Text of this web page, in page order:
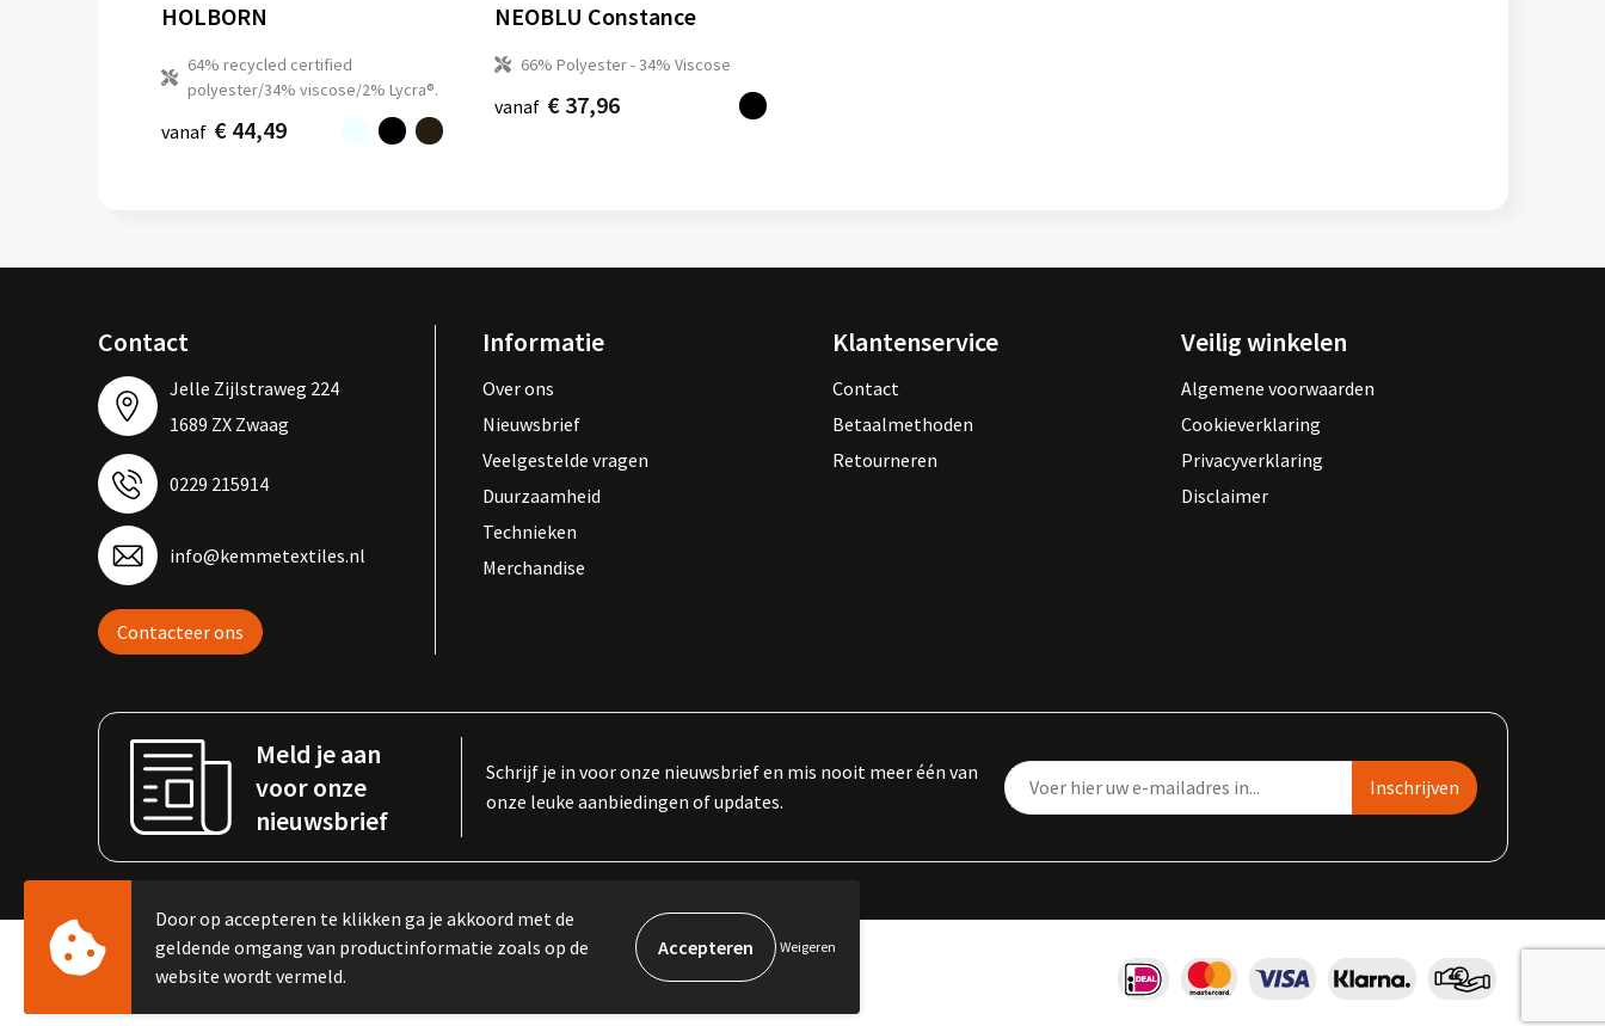
HOLBORN
64% recycled certified
polyester/34% viscose/2% Lycra®.
vanaf € 44,49
NEOBLU Constance
66% Polyester - 34% Viscose
vanaf € 37,96
Contact
Jelle Zijlstraweg 224
1689 ZX Zwaag
0229 215914
info@kemmetextiles.nl
Contacteer ons
Informatie
Over ons
Nieuwsbrief
Veelgestelde vragen
Duurzaamheid
Technieken
Merchandise
Klantenservice
Contact
Betaalmethoden
Retourneren
Veilig winkelen
Algemene voorwaarden
Cookieverklaring
Privacyverklaring
Disclaimer
Meld je aan
voor onze
nieuwsbrief
Schrijf je in voor onze nieuwsbrief en mis nooit meer één van
onze leuke aanbiedingen of updates.
© Copyright Kemme B.V. 2023
Door op accepteren te klikken ga je akkoord met de
geldende omgang van productinformatie zoals op de
website wordt vermeld.
Weigeren